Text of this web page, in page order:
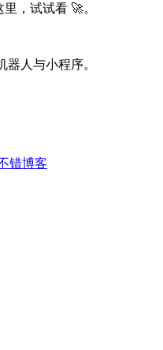
，试试看 🚀。
器人与小程序。
错博客